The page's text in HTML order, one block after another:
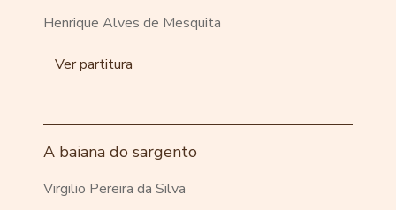
Henrique Alves de Mesquita
Ver partitura
A baiana do sargento
Virgilio Pereira da Silva